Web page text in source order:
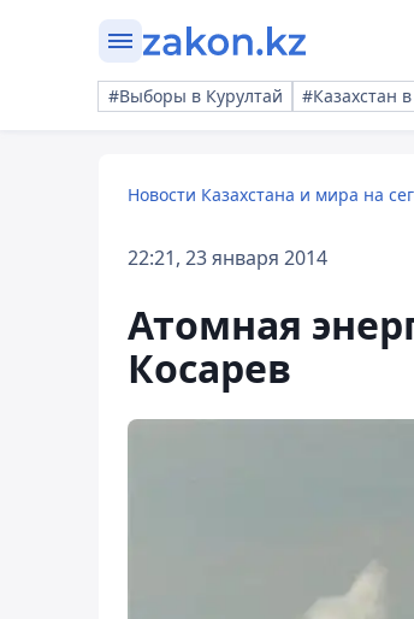
#Выборы в Курултай #Казахстан
Новости Казахстана и мира на
22:21, 23 января 2014
Атомная
Косарев